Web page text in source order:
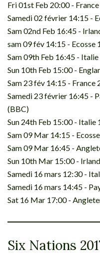
Fri 01st Feb 20:00 -
Samedi 02 février 14:15 -
Sam 02nd Feb 16:45 -
sam 09 fév 14:15 - Ecosse
Sam 09th Feb 16:45 -
Sun 10th Feb 15:00 -
Sam 23 fév 14:15 - France
Samedi 23 février 16:45 -
(BBC)
Sun 24th Feb 15:00 - Italie
Sam 09 Mar 14:15 -
Sam 09 Mar 16:45 -
Sun 10th Mar 15:00 -
Samedi 16 mars 12:30 -
Samedi 16 mars 14:45 -
Sat 16 Mar 17:00 -
Six Nations